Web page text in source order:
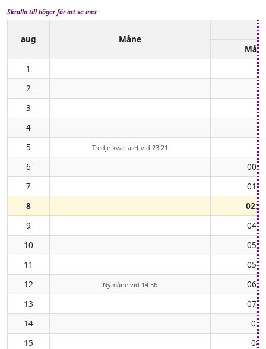
Skrolla till höger för att se mer
aug
Måne
1
2
3
4
5
Tredje kvartalet vid 23:21
6
7
8
9
10
11
12
Nymåne vid 14:36
13
14
15